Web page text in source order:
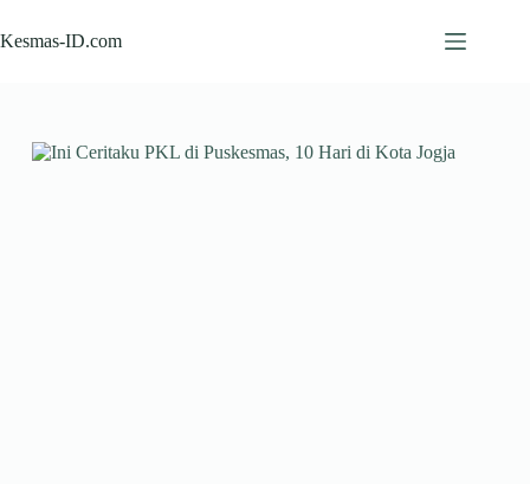
to
content
Kesmas-ID.com